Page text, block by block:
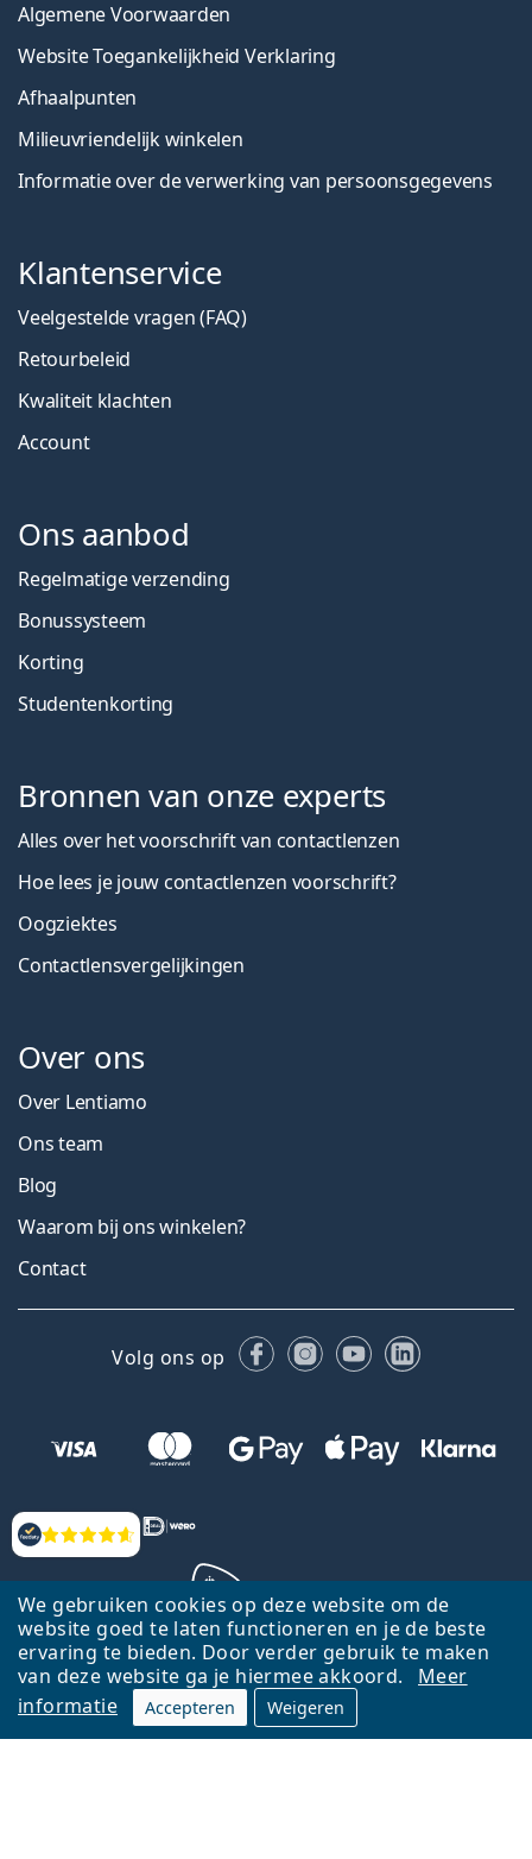
We gebruiken cookies op deze website om de
website goed te laten functioneren en je de beste
ervaring te bieden. Door verder gebruik te maken
van deze website ga je hiermee akkoord.
Meer
informatie
Accepteren Weigeren
Beoordelingen
Algemene Voorwaarden
Website Toegankelijkheid Verklaring
Afhaalpunten
Milieuvriendelijk winkelen
Informatie over de verwerking van persoonsgegevens
Klantenservice
Veelgestelde vragen (FAQ)
Retourbeleid
Kwaliteit klachten
Account
Ons aanbod
Regelmatige verzending
Bonussysteem
Korting
Studentenkorting
Bronnen van onze experts
Alles over het voorschrift van contactlenzen
Hoe lees je jouw contactlenzen voorschrift?
Oogziektes
Contactlensvergelijkingen
Over ons
Over Lentiamo
Ons team
Blog
Waarom bij ons winkelen?
Contact
Volg ons op FacebookInstagram
YouTubeLinkedIn
Terug naar de homepagina
Ga omhoog
Lentiamo.nl is eigendom van en wordt beheerd door Lentiamo s.r.o.,
Tsjechië
Hier al 18 jaar voor jou.